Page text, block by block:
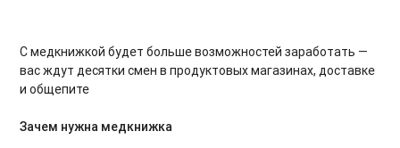
С медкнижкой будет больше возможностей заработать —
вас ждут десятки смен в продуктовых магазинах, доставке
и общепите
Зачем нужна медкнижка